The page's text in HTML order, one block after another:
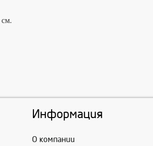
см.
Информация
О компании